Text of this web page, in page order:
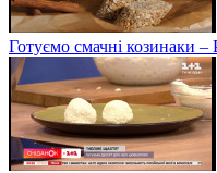
Готуємо смачні козинаки –